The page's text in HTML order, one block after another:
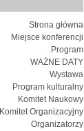
Strona główna
Miejsce konferencji
Program
WAŻNE DATY
Wystawa
Program kulturalny
Komitet Naukowy
Komitet Organizacyjny
Organizatorzy